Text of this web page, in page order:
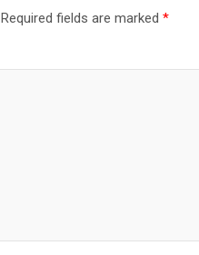
Required fields are marked *